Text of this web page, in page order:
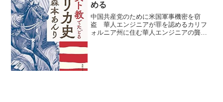
める
中国共産党のために米国軍事機密を窃
盗 華人エンジニアが罪を認めるカリフ
ォルニア州に住む華人エンジニアの龔晨